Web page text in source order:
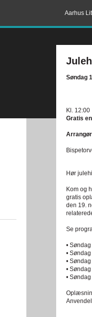
Aarhus
Søndag
Kl. 12:00
Gratis
Hør
Kom og
gratis
den 19.
Se
•
•
•
•
•